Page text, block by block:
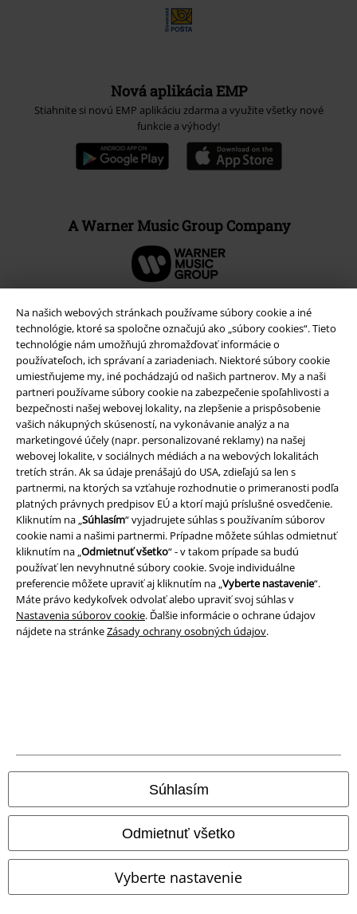
Na našich webových stránkach používame súbory cookie a iné
technológie, ktoré sa spoločne označujú ako „súbory cookies“. Tieto
technológie nám umožňujú zhromažďovať informácie o
používateľoch, ich správaní a zariadeniach. Niektoré súbory cookie
umiestňujeme my, iné pochádzajú od našich partnerov. My a naši
partneri používame súbory cookie na zabezpečenie spoľahlivosti a
bezpečnosti našej webovej lokality, na zlepšenie a prispôsobenie
vašich nákupných skúseností, na vykonávanie analýz a na
marketingové účely (napr. personalizované reklamy) na našej
webovej lokalite, v sociálnych médiách a na webových lokalitách
tretích strán. Ak sa údaje prenášajú do USA, zdieľajú sa len s
partnermi, na ktorých sa vzťahuje rozhodnutie o primeranosti podľa
platných právnych predpisov EÚ a ktorí majú príslušné osvedčenie.
Kliknutím na „Súhlasím“ vyjadrujete súhlas s používaním súborov
cookie nami a našimi partnermi. Prípadne môžete súhlas odmietnuť
kliknutím na „Odmietnuť všetko“ - v takom prípade sa budú
používať len nevyhnutné súbory cookie. Svoje individuálne
preferencie môžete upraviť aj kliknutím na „Vyberte nastavenie“.
Máte právo kedykoľvek odvolať alebo upraviť svoj súhlas v
Nastavenia súborov cookie. Ďalšie informácie o ochrane údajov
nájdete na stránkeZásady ochrany osobných údajov.
Súhlasím
Odmietnuť všetko
Vyberte nastavenie
Nová aplikácia EMP
Stiahnite si novú EMP aplikáciu zdarma a využite všetky nové
funkcie a výhody!
A Warner Music Group Company
Právne informácie
Podmienky
Imprint
Ochrana osobných údajov
Likvidácia odpadu a ochrana životného prostredia
Vyhlásenie o zhode
Všetky ceny sú vrátane DPH, bez poštovného abalného
© 1986-2026 EMP Merchandising
Naše online obchody